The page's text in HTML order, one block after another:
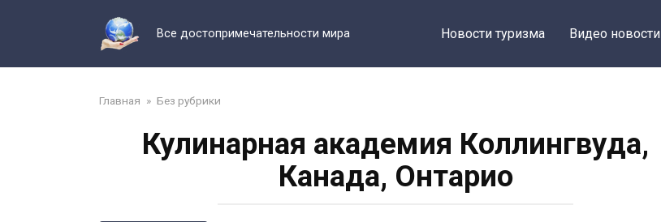
Все достопримечательности мира Новости туризма Видео новости
Главная » Без рубрики
Кулинарная академия Коллингвуда,
Канада, Онтарио